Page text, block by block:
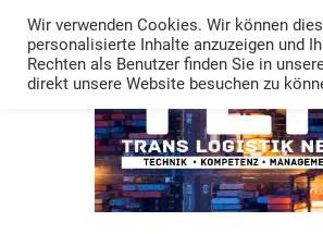
content
Wir verwenden Cookies. Wir können
personalisierte Inhalte anzuzeigen und
Rechten als Benutzer finden Sie in
direkt unsere Website besuchen zu